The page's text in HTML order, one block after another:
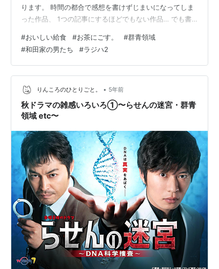
ります。 時間の都合で感想を書けずじまいになってしま
った作品、 1つの記事にするほどでもない作品… でも書
で、 このような形で今回も投稿させていただく事にしま
した。 雑感というだけあって本当にざっくりとした短い
感想ですので、 軽〜く読んでくださるとありがたいで
す。 ちなみに今回載せる作品の雑感はこちら（時系列）
↓ ※タイトルをクリックするとその感想のページに飛び
ます。 ・おいしい給食 sea…
#おいしい給食 #お茶にごす。 #群青領域
#和田家の男たち #ラジハ2
りんころのひとりごと。 • 5年前
秋ドラマの雑感いろいろ①〜らせんの迷宮・群青
領域 etc〜